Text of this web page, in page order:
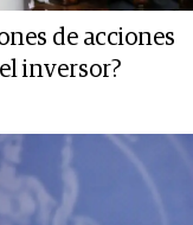
de acciones
inversor?